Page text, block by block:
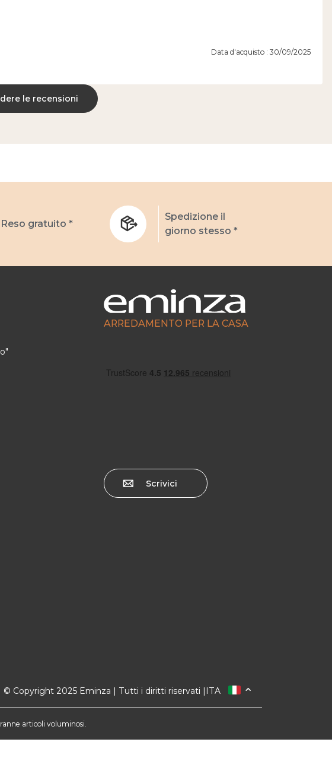
Data d'acquisto : 30/09/2025
le recensioni
Reso gratuito *
Spedizione il
giorno stesso *
ARREDAMENTO PER LA CASA
Scrivici
© Copyright 2025 Eminza | Tutti i diritti riservati |
FRANCIA
SPAGNA
ITA
articoli voluminosi.